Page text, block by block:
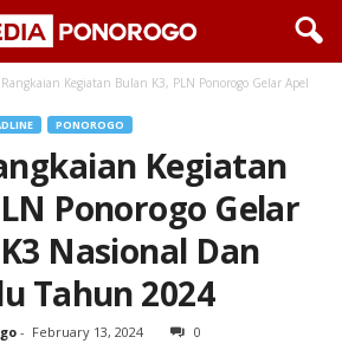
Kegiatan Bulan K3, PLN Ponorogo Gelar Apel
PONOROGO
Kegiatan
Ponorogo Gelar
Nasional Dan
Tahun 2024
- February 13, 2024 0